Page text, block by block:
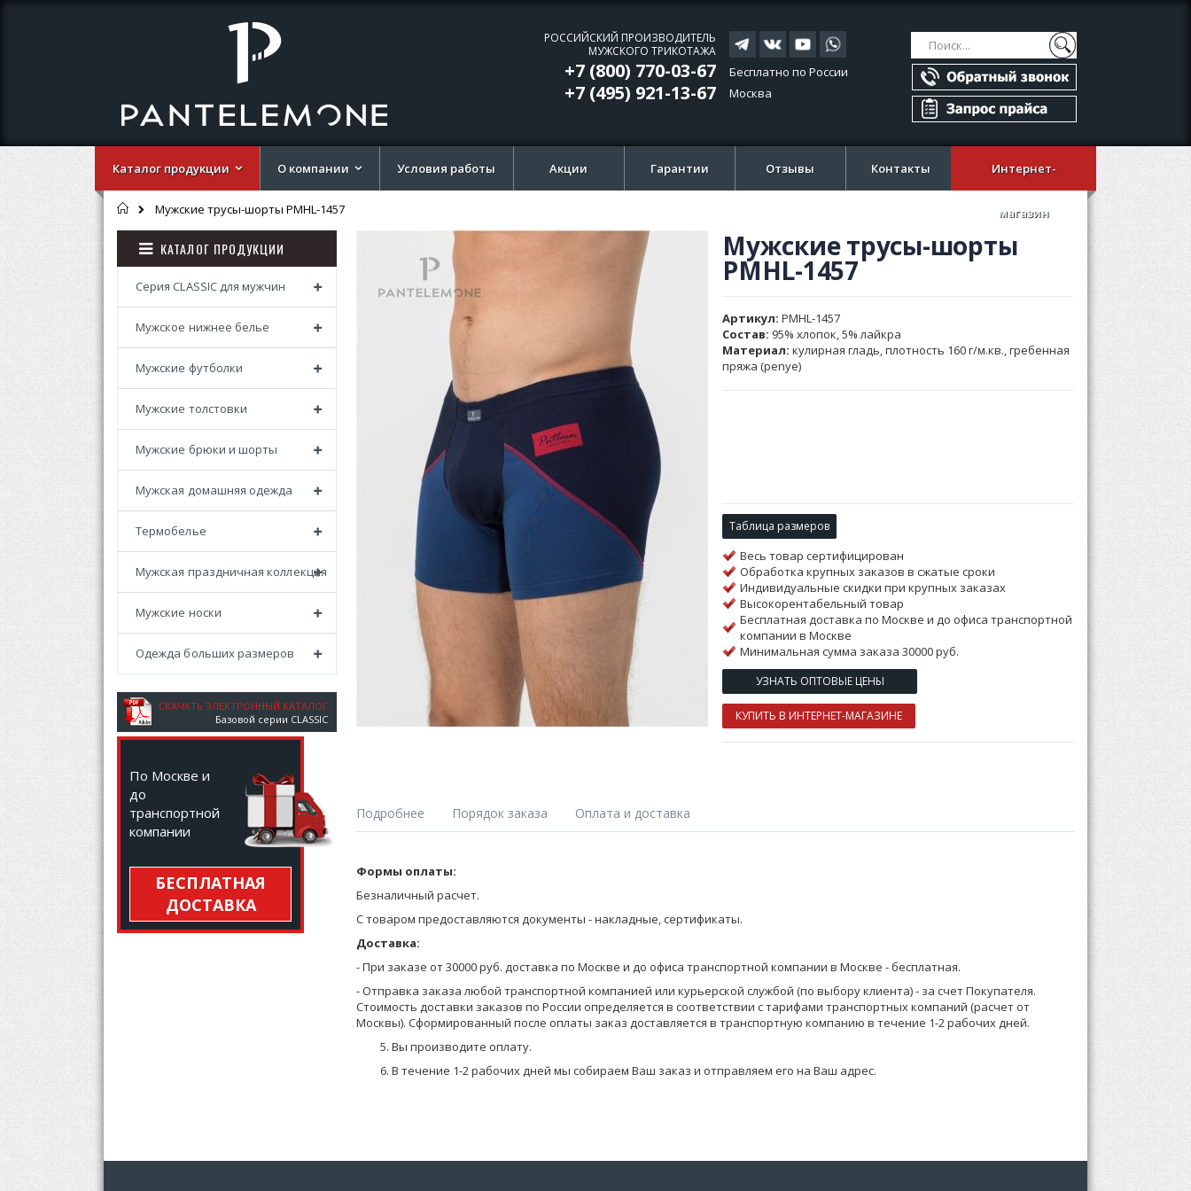
Поиск
Поиск
РОССИЙСКИЙ ПРОИЗВОДИТЕЛЬ
МУЖСКОГО ТРИКОТАЖА
+7 (800) 770-03-67
+7 (495) 921-13-67
Бесплатно по России
Москва
Каталог продукции О компании Условия работы Акции Гарантии Отзывы Контакты Интернет-
магазин
Главная
Мужские трусы-шорты PMHL-1457
галереи
изображений
галереи
изображений
Мужские трусы-шорты
PMHL-1457
Артикул PMHL-1457
Состав: 95% хлопок, 5% лайкра
Материал: кулирная гладь, плотность 160 г/м.кв., гребенная
пряжа (penye)
Таблица размеров
Весь товар сертифицирован
Обработка крупных заказов в сжатые сроки
Индивидуальные скидки при крупных заказах
Высокорентабельный товар
Бесплатная доставка по Москве и до офиса транспортной
компании в Москве
Минимальная сумма заказа 30000 руб.
УЗНАТЬ ОПТОВЫЕ ЦЕНЫ
КУПИТЬ В ИНТЕРНЕТ-МАГАЗИНЕ
Подробнее
Мужские трусы шорты удлиненные облегающего силуэта, на удобной закрытой плоской резинке. Выполнены из
гладкокрашенного полотна. С контрастными вставками и швами. На передней детали принт.
Порядок заказа
Оставьте заявку на получение Прайса любым удобным для Вас способом:
на сайте;
позвоните по телефону 8-800-770-03-67 (бесплатно по России), 8(495) 921-13-67 (Москва) или 8 (916) 58-544-58;
Мы высылаем Вам бланки заказа с ценами на электронную почту.
Вы формируете заказ в бланках (в формате Эксель) и отправляете его менеджеру или формируете заказ по телефону.
Уточняем детали оплаты и доставки, мы предоставляем Вам скидку в зависимости от суммы заказа, Выставляем счет
на оплату.
Вы производите оплату.
В течение 1-2 рабочих дней мы собираем Ваш заказ и отправляем его на Ваш адрес.
Оплата и доставка
Формы оплаты:
Безналичный расчет.
С товаром предоставляются документы - накладные, сертификаты.
Доставка:
- При заказе от 30000 руб. доставка по Москве и до офиса транспортной компании в Москве -бесплатная.
- Отправка заказа любой транспортной компанией или курьерской службой (по выбору клиента) - за счет Покупателя.
Стоимость доставки заказов по России определяется в соответствии с тарифами транспортных компаний (расчет от
Москвы). Сформированный после оплаты заказ доставляется в транспортную компанию в течение 1-2 рабочих дней.
КАТАЛОГ ПРОДУКЦИИ
Серия CLASSIC для мужчин
Мужское нижнее белье
Мужские футболки
Мужские толстовки
Мужские брюки и шорты
Мужская домашняя одежда
Термобелье
Мужская праздничная коллекция
Мужские носки
Одежда больших размеров
СКАЧАТЬ ЭЛЕКТРОННЫЙ КАТАЛОГ
Базовой серии CLASSIC
По Москве и
до
транспортной
компании
БЕСПЛАТНАЯ
ДОСТАВКА